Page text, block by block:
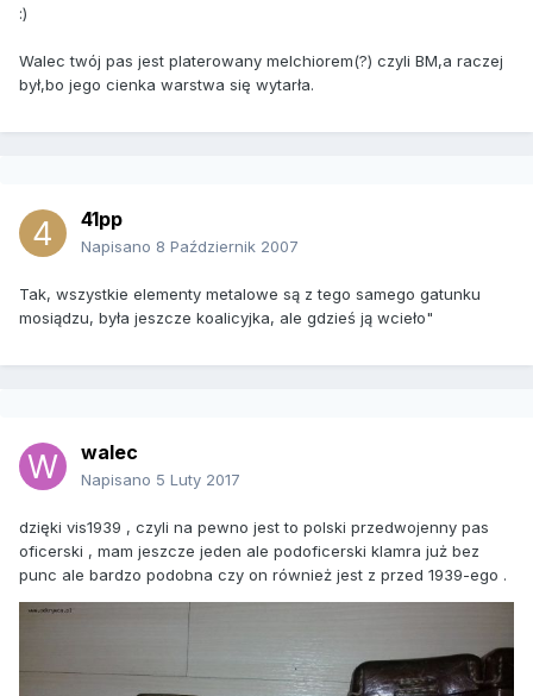
:)
Walec twój pas jest platerowany melchiorem(?) czyli BM,a raczej
był,bo jego cienka warstwa się wytarła.
41pp
Napisano 8 Październik 2007
Tak, wszystkie elementy metalowe są z tego samego gatunku
mosiądzu, była jeszcze koalicyjka, ale gdzieś ją wcieło"
walec
Napisano 5 Luty 2017
dzięki vis1939 , czyli na pewno jest to polski przedwojenny pas
oficerski , mam jeszcze jeden ale podoficerski klamra już bez
punc ale bardzo podobna czy on również jest z przed 1939-ego .